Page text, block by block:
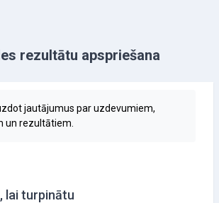
rezultātu apspriešana
jautājumus par uzdevumiem,
un rezultātiem.
lai turpinātu